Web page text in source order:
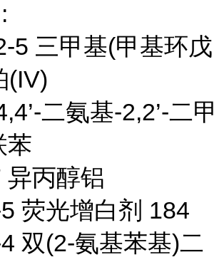
5 三甲基(甲基环戊
(IV)
二氨基-2,2’-二甲
苯
异丙醇铝
荧光增白剂 184
双(2-氨基苯基)二